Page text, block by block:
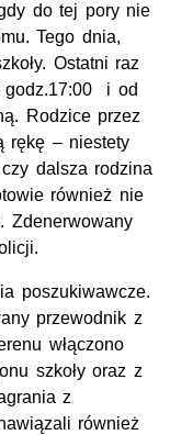
do tej pory nie
Tego dnia,
Ostatni raz
godz.17:00 i od
Rodzice przez
rękę – niestety
dalsza rodzina
również nie
Zdenerwowany
poszukiwawcze.
przewodnik z
włączono
szkoły oraz z
z
również